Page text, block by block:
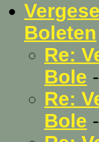
Boleten
Re:
Bole
Re:
Bole